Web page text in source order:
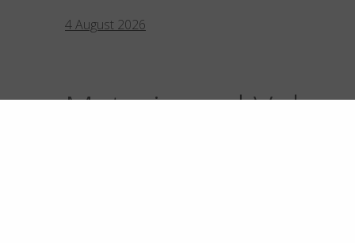
4August 2026
Materie und